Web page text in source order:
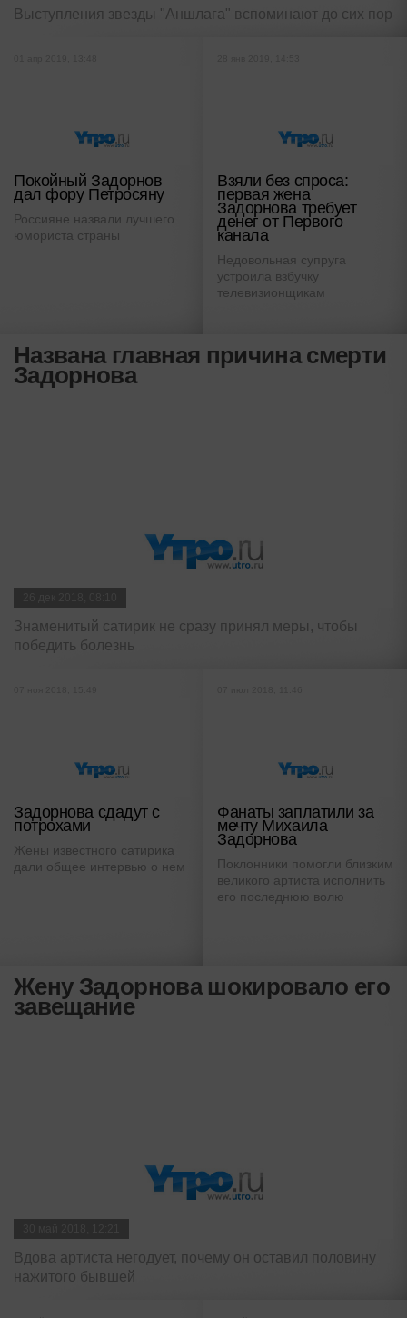
Выступления звезды "Аншлага" вспоминают до сих пор
Покойный Задорнов
дал фору Петросяну
Россияне назвали лучшего
юмориста страны
Взяли без спроса:
первая жена
Задорнова требует
денег от Первого
канала
Недовольная супруга
устроила взбучку
телевизионщикам
Названа главная причина смерти
Задорнова
Знаменитый сатирик не сразу принял меры, чтобы
победить болезнь
Задорнова сдадут с
потрохами
Жены известного сатирика
дали общее интервью о нем
Фанаты заплатили за
мечту Михаила
Задорнова
Поклонники помогли близким
великого артиста исполнить
его последнюю волю
Жену Задорнова шокировало его
завещание
Вдова артиста негодует, почему он оставил половину
нажитого бывшей